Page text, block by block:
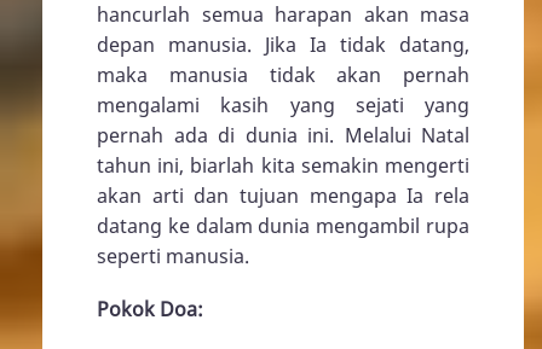
hancurlah semua harapan akan masa
depan manusia. Jika Ia tidak datang,
maka manusia tidak akan pernah
mengalami kasih yang sejati yang
pernah ada di dunia ini. Melalui Natal
tahun ini, biarlah kita semakin mengerti
akan arti dan tujuan mengapa Ia rela
datang ke dalam dunia mengambil rupa
seperti manusia.
Pokok Doa: